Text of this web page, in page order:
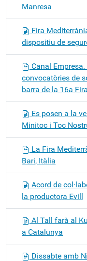
Manresa
Fira
dispositiu de
Canal
convocatòries de
barra de la 16a
Es posen a la
Minitoc i Toc
La Fira
Bari, Itàlia
Acord de
la productora Evill
Al Tall farà al
a Catalunya
Dissabte amb